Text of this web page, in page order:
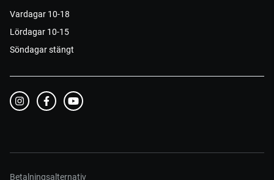
Vardagar 10-18
Lördagar 10-15
Söndagar stängt
Betalningsalternativ